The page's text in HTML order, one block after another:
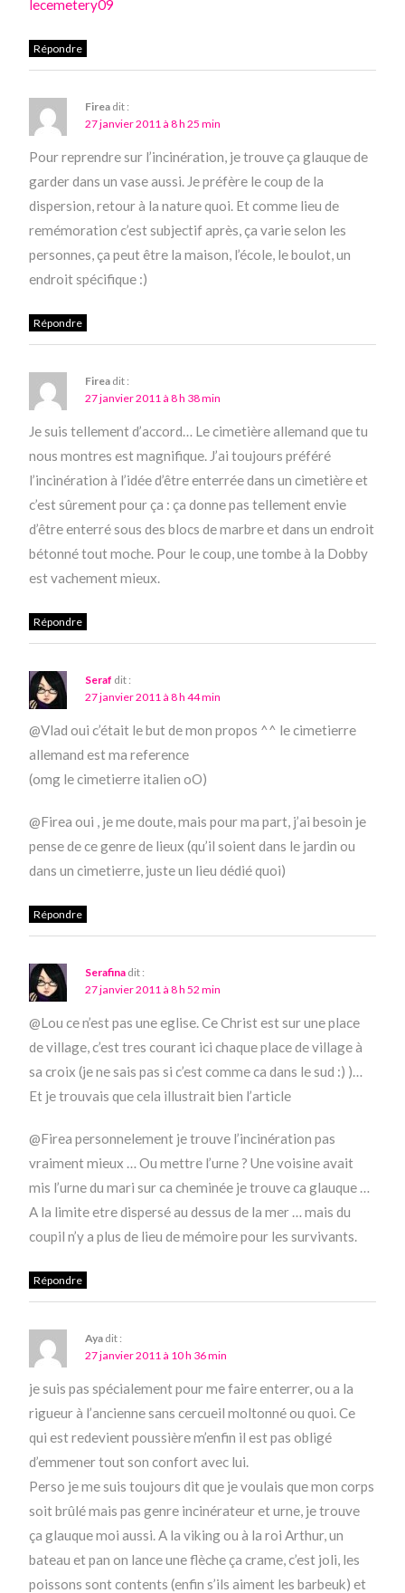
lecemetery09
Répondre
Firea dit :
27 janvier 2011 à 8 h 25 min
Pour reprendre sur l’incinération, je trouve ça glauque de
garder dans un vase aussi. Je préfère le coup de la
dispersion, retour à la nature quoi. Et comme lieu de
remémoration c’est subjectif après, ça varie selon les
personnes, ça peut être la maison, l’école, le boulot, un
endroit spécifique :)
Répondre
Firea dit :
27 janvier 2011 à 8 h 38 min
Je suis tellement d’accord… Le cimetière allemand que tu
nous montres est magnifique. J’ai toujours préféré
l’incinération à l’idée d’être enterrée dans un cimetière et
c’est sûrement pour ça : ça donne pas tellement envie
d’être enterré sous des blocs de marbre et dans un endroit
bétonné tout moche. Pour le coup, une tombe à la Dobby
est vachement mieux.
Répondre
Seraf dit :
27 janvier 2011 à 8 h 44 min
@Vlad oui c’était le but de mon propos ^^ le cimetierre
allemand est ma reference
(omg le cimetierre italien oO)
@Firea oui , je me doute, mais pour ma part, j’ai besoin je
pense de ce genre de lieux (qu’il soient dans le jardin ou
dans un cimetierre, juste un lieu dédié quoi)
Répondre
Serafina dit :
27 janvier 2011 à 8 h 52 min
@Lou ce n’est pas une eglise. Ce Christ est sur une place
de village, c’est tres courant ici chaque place de village à
sa croix (je ne sais pas si c’est comme ca dans le sud :) )…
Et je trouvais que cela illustrait bien l’article
@Firea personnelement je trouve l’incinération pas
vraiment mieux … Ou mettre l’urne ? Une voisine avait
mis l’urne du mari sur ca cheminée je trouve ca glauque …
A la limite etre dispersé au dessus de la mer … mais du
coupil n’y a plus de lieu de mémoire pour les survivants.
Répondre
Aya dit :
27 janvier 2011 à 10 h 36 min
je suis pas spécialement pour me faire enterrer, ou a la
rigueur à l’ancienne sans cercueil moltonné ou quoi. Ce
qui est redevient poussière m’enfin il est pas obligé
d’emmener tout son confort avec lui.
Perso je me suis toujours dit que je voulais que mon corps
soit brûlé mais pas genre incinérateur et urne, je trouve
ça glauque moi aussi. A la viking ou à la roi Arthur, un
bateau et pan on lance une flèche ça crame, c’est joli, les
poissons sont contents (enfin s’ils aiment les barbeuk) et